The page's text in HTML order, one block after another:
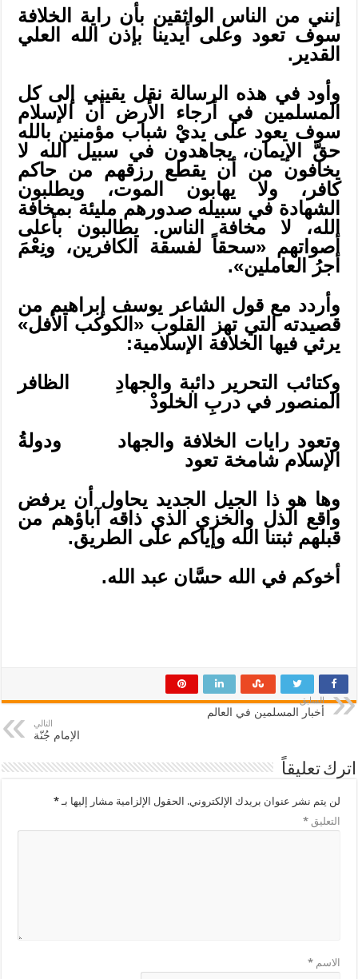
إنني من الناس الواثقين بأن راية الخلافة
سوف تعود وعلى أيدينا بإذن الله العلي
القدير.
وأود في هذه الرسالة نقل يقيني إلى كل
المسلمين في أرجاء الأرض أن الإسلام
سوف يعود على يديْ شباب مؤمنين بالله
حقَّ الإيمان، يجاهدون في سبيل الله لا
يخافون من أن يقطع رزقهم من حاكم
كافر، ولا يهابون الموت، ويطلبون
الشهادة في سبيله صدورهم مليئة بمخافة
الله، لا مخافة الناس. يطالبون بأعلى
أصواتهم «سحقاً لفسقة الكافرين، ونِعْمَ
أجرُ العاملين».
وأردد مع قول الشاعر يوسف إبراهيم من
قصيدته التي تهز القلوب «الكوكب الأفل»
يرثي فيها الخلافة الإسلامية:
وكتائب التحرير دائبة والجهادِ الظافر
المنصور في دربِ الخلودْ
وتعود رايات الخلافة والجهاد ودولةُ
الإسلام شامخة تعود
وها هو ذا الجيل الجديد يحاول أن يرفض
واقع الذل والخزي الذي ذاقه آباؤهم من
قبلهم ثبتنا الله وإياكم على الطريق.
أخوكم في الله حسَّان عبد الله.
السابق
أخبار المسلمين في العالم
التالي
الإمام جُنّة
اترك تعليقاً
لن يتم نشر عنوان بريدك الإلكتروني. الحقول الإلزامية مشار إليها بـ*
التعليق*
الاسم*